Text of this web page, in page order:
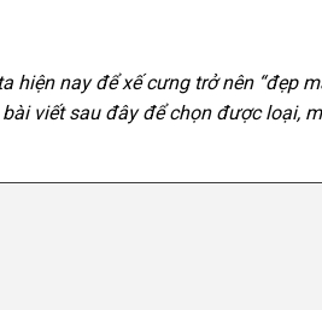
nay để xế cưng trở nên “đẹp
viết sau đây để chọn được loại,